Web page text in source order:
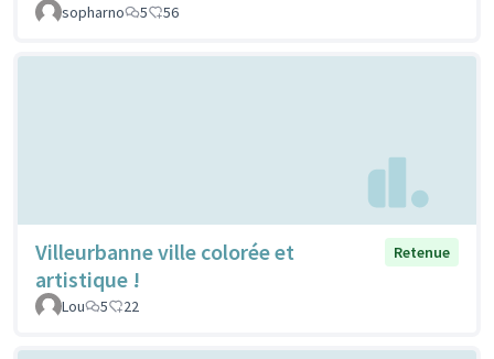
sopharno 5 56
Villeurbanne ville colorée et
artistique !
Retenue
Lou 5 22